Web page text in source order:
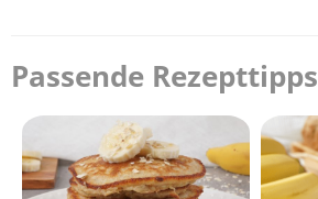
Passende Rezepttipps